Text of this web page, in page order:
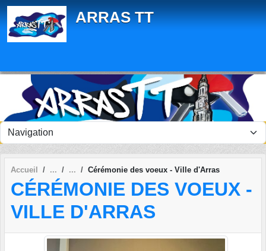
ARRAS TT
Accueil Cérémonie des voeux - Ville d'Arras
CÉRÉMONIE DES VOEUX -
VILLE D'ARRAS
Panneau de gestion des cookies